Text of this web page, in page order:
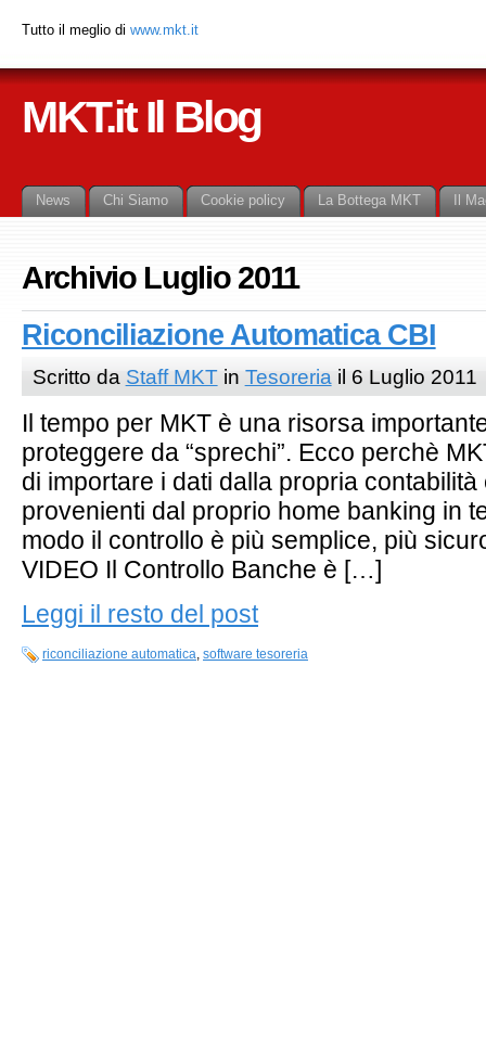
Tutto il meglio di www.mkt.it
MKT.it Il Blog
News Chi Siamo Cookie policy La Bottega MKT Il
Archivio Luglio 2011
Riconciliazione Automatica CBI
Scritto da Staff MKTin Tesoreriail 6 Luglio 2011
Il tempo per MKT è una risorsa
proteggere da “sprechi”. Ecco perchè
di importare i dati dalla propria
provenienti dal proprio home banking in
modo il controllo è più semplice, più
VIDEO Il Controllo Banche è […]
Leggi il resto del post
riconciliazione automatica software tesoreria